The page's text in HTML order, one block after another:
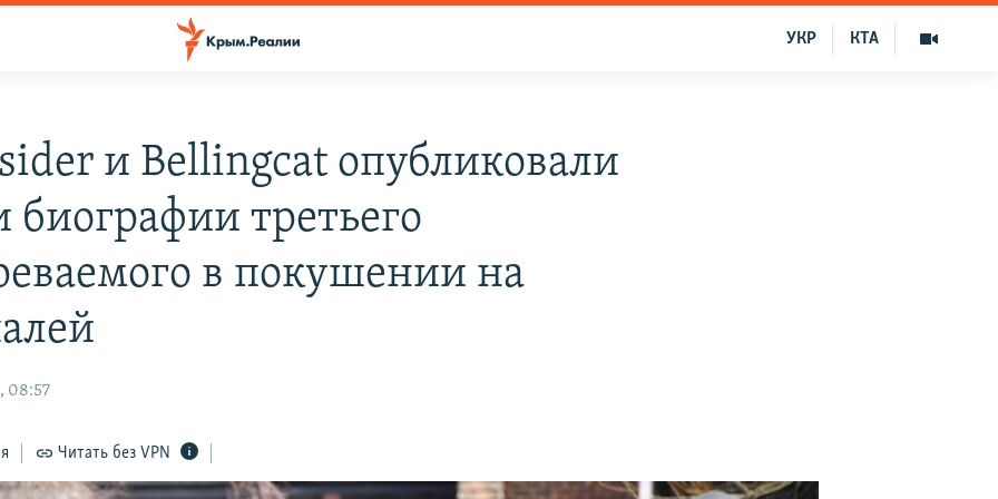
КТА
УКР
и Bellingcat опубликовали
биографии третьего
в покушении на
08:57
Читать без VPN